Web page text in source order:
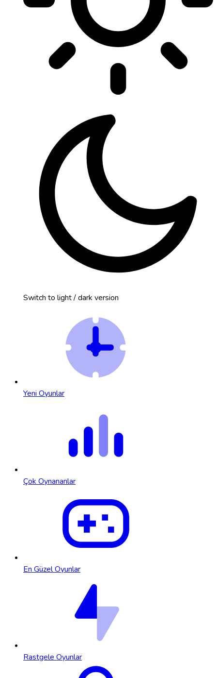
Switch to light / dark version
Yeni Oyunlar
Çok Oynananlar
En Güzel Oyunlar
Rastgele Oyunlar